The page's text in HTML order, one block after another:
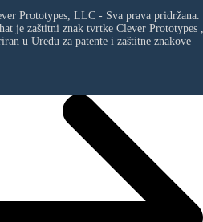
Prototypes, LLC - Sva prava pridržana.
je zaštitni znak tvrtke Clever Prototypes ,
u Uredu za patente i zaštitne znakove